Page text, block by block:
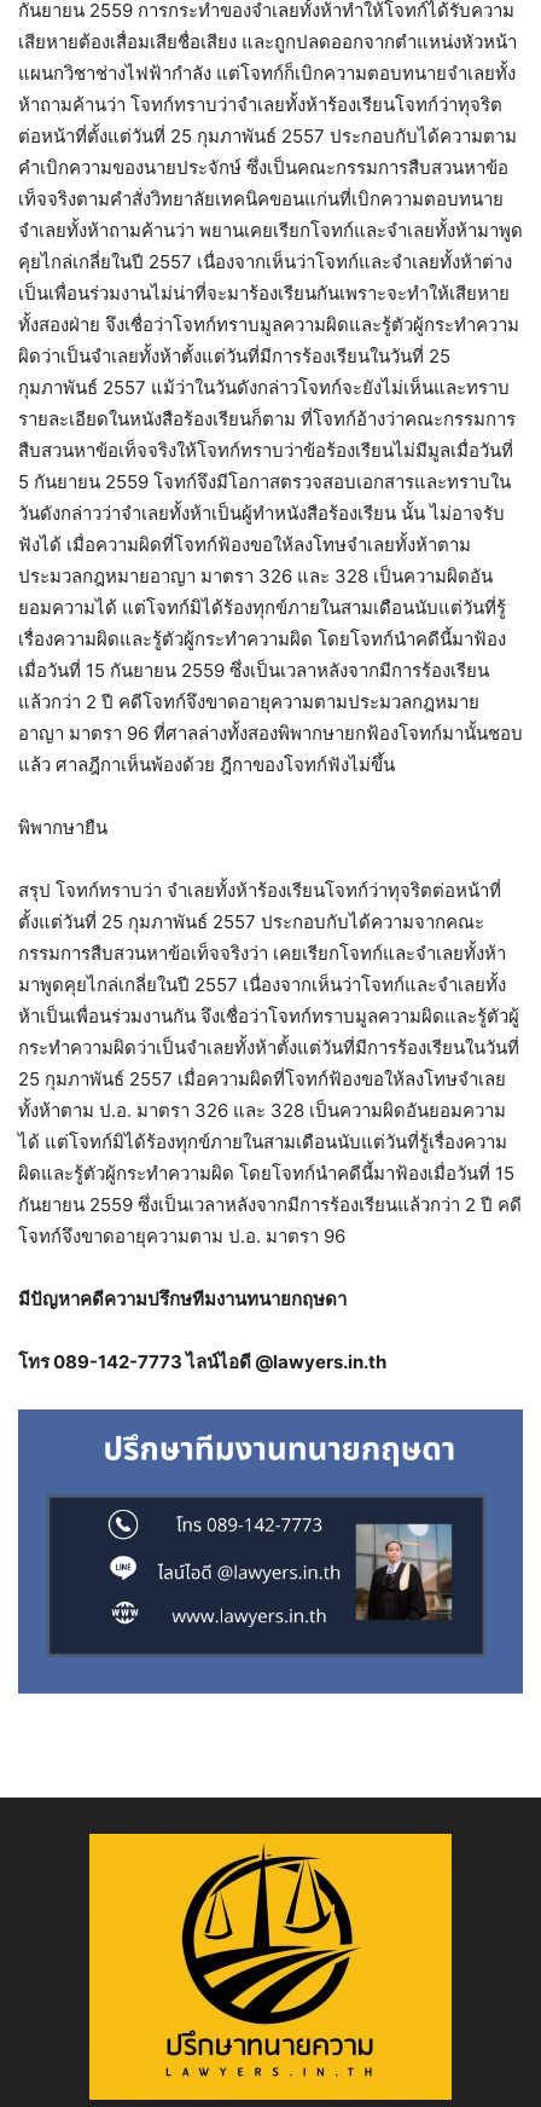
กันยายน 2559 การกระทำของจำเลยทั้งห้าทำให้โจทก์ได้รับความ
เสียหายต้องเสื่อมเสียชื่อเสียง และถูกปลดออกจากตำแหน่งหัวหน้า
แผนกวิชาช่างไฟฟ้ากำลัง แต่โจทก์ก็เบิกความตอบทนายจำเลยทั้ง
ห้าถามค้านว่า โจทก์ทราบว่าจำเลยทั้งห้าร้องเรียนโจทก์ว่าทุจริต
ต่อหน้าที่ตั้งแต่วันที่ 25 กุมภาพันธ์ 2557 ประกอบกับได้ความตาม
คำเบิกความของนายประจักษ์ ซึ่งเป็นคณะกรรมการสืบสวนหาข้อ
เท็จจริงตามคำสั่งวิทยาลัยเทคนิคขอนแก่นที่เบิกความตอบทนาย
จำเลยทั้งห้าถามค้านว่า พยานเคยเรียกโจทก์และจำเลยทั้งห้ามาพูด
คุยไกล่เกลี่ยในปี 2557 เนื่องจากเห็นว่าโจทก์และจำเลยทั้งห้าต่าง
เป็นเพื่อนร่วมงานไม่น่าที่จะมาร้องเรียนกันเพราะจะทำให้เสียหาย
ทั้งสองฝ่าย จึงเชื่อว่าโจทก์ทราบมูลความผิดและรู้ตัวผู้กระทำความ
ผิดว่าเป็นจำเลยทั้งห้าตั้งแต่วันที่มีการร้องเรียนในวันที่ 25
กุมภาพันธ์ 2557 แม้ว่าในวันดังกล่าวโจทก์จะยังไม่เห็นและทราบ
รายละเอียดในหนังสือร้องเรียนก็ตาม ที่โจทก์อ้างว่าคณะกรรมการ
สืบสวนหาข้อเท็จจริงให้โจทก์ทราบว่าข้อร้องเรียนไม่มีมูลเมื่อวันที่
5 กันยายน 2559 โจทก์จึงมีโอกาสตรวจสอบเอกสารและทราบใน
วันดังกล่าวว่าจำเลยทั้งห้าเป็นผู้ทำหนังสือร้องเรียน นั้น ไม่อาจรับ
ฟังได้ เมื่อความผิดที่โจทก์ฟ้องขอให้ลงโทษจำเลยทั้งห้าตาม
ประมวลกฎหมายอาญา มาตรา 326 และ 328 เป็นความผิดอัน
ยอมความได้ แต่โจทก์มิได้ร้องทุกข์ภายในสามเดือนนับแต่วันที่รู้
เรื่องความผิดและรู้ตัวผู้กระทำความผิด โดยโจทก์นำคดีนี้มาฟ้อง
เมื่อวันที่ 15 กันยายน 2559 ซึ่งเป็นเวลาหลังจากมีการร้องเรียน
แล้วกว่า 2 ปี คดีโจทก์จึงขาดอายุความตามประมวลกฎหมาย
อาญา มาตรา 96 ที่ศาลล่างทั้งสองพิพากษายกฟ้องโจทก์มานั้นชอบ
แล้ว ศาลฎีกาเห็นพ้องด้วย ฎีกาของโจทก์ฟังไม่ขึ้น
พิพากษายืน
สรุป โจทก์ทราบว่า จำเลยทั้งห้าร้องเรียนโจทก์ว่าทุจริตต่อหน้าที่
ตั้งแต่วันที่ 25 กุมภาพันธ์ 2557 ประกอบกับได้ความจากคณะ
กรรมการสืบสวนหาข้อเท็จจริงว่า เคยเรียกโจทก์และจำเลยทั้งห้า
มาพูดคุยไกล่เกลี่ยในปี 2557 เนื่องจากเห็นว่าโจทก์และจำเลยทั้ง
ห้าเป็นเพื่อนร่วมงานกัน จึงเชื่อว่าโจทก์ทราบมูลความผิดและรู้ตัวผู้
กระทำความผิดว่าเป็นจำเลยทั้งห้าตั้งแต่วันที่มีการร้องเรียนในวันที่
25 กุมภาพันธ์ 2557 เมื่อความผิดที่โจทก์ฟ้องขอให้ลงโทษจำเลย
ทั้งห้าตาม ป.อ. มาตรา 326 และ 328 เป็นความผิดอันยอมความ
ได้ แต่โจทก์มิได้ร้องทุกข์ภายในสามเดือนนับแต่วันที่รู้เรื่องความ
ผิดและรู้ตัวผู้กระทำความผิด โดยโจทก์นำคดีนี้มาฟ้องเมื่อวันที่ 15
กันยายน 2559 ซึ่งเป็นเวลาหลังจากมีการร้องเรียนแล้วกว่า 2 ปี คดี
โจทก์จึงขาดอายุความตาม ป.อ. มาตรา 96
มีปัญหาคดีความปรึกษทีมงานทนายกฤษดา
โทร 089-142-7773 ไลน์ไอดี @lawyers.in.th